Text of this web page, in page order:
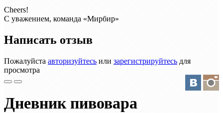
Cheers!
С уважением, команда «Мирбир»
Написать отзыв
Пожалуйста авторизуйтесь или зарегистрируйтесь для
просмотра
Дневник пивовара